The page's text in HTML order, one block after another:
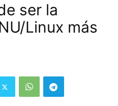
ser la
Linux más